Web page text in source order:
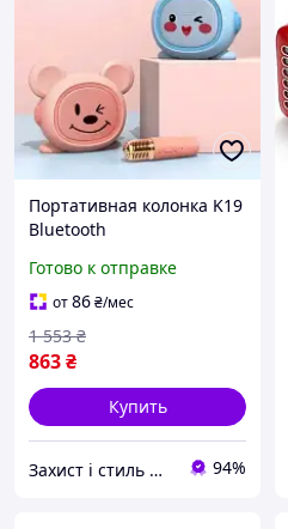
Портативная колонка K19
Bluetooth
активного отдыха с
мощным звуком и
длительной работой
Готово к отправке
от86₴/мес
863₴
1 553 ₴
Купить
Захист і стиль — в одному магазині 94%